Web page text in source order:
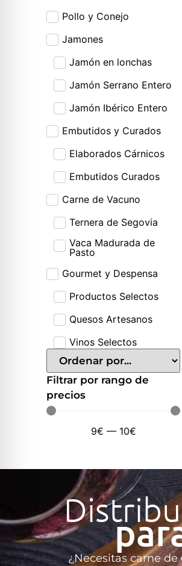
Pollo y Conejo
Jamones
Jamón en lonchas
Jamón Serrano Entero
Jamón Ibérico Entero
Embutidos y Curados
Elaborados Cárnicos
Embutidos Curados
Carne de Vacuno
Ternera de Segovia
Vaca Madurada de
Pasto
Gourmet y Despensa
Productos Selectos
Quesos Artesanos
Vinos Selectos
Filtrar por rango de
precios
9€ — 10€
¿Necesitas carne